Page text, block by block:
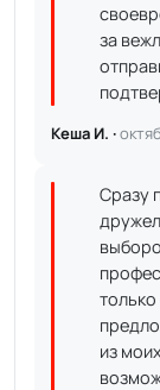
за
Кеша И. ·
Сразу
из